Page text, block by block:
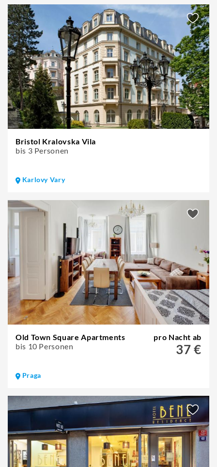
Bristol Kralovska Vila
bis 3 Personen
Karlovy Vary
Old Town Square Apartments
bis 10 Personen
pro Nacht ab
37 €
Praga